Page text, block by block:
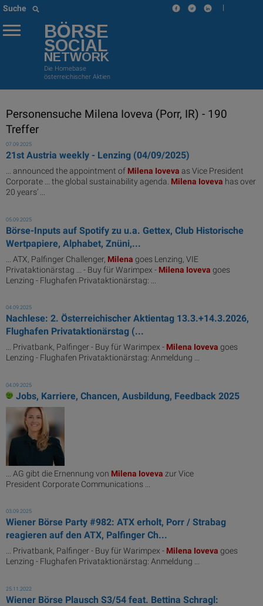
Suche |
BÖRSE
SOCIAL
NETWORK
Die Homebase
österreichischer Aktien
Personensuche Milena Ioveva (Porr, IR) - 190
Treffer
07.09.2025
21st Austria weekly - Lenzing (04/09/2025)
... announced the appointment of Milena Ioveva as Vice President
Corporate ... the global sustainability agenda. Milena Ioveva has over
20 years’ ...
05.09.2025
Börse-Inputs auf Spotify zu u.a. Gettex, Club Historische
Wertpapiere, Alphabet, Znüni,...
... ATX, Palfinger Challenger, Milena goes Lenzing, VIE
Privataktionärstag ... - Buy für Warimpex - Milena Ioveva goes
Lenzing - Flughafen Privataktionärstag: ...
04.09.2025
Nachlese: 2. Österreichischer Aktientag 13.3.+14.3.2026,
Flughafen Privataktionärstag (...
... Privatbank, Palfinger - Buy für Warimpex - Milena Ioveva goes
Lenzing - Flughafen Privataktionärstag: Anmeldung ...
04.09.2025
Jobs, Karriere, Chancen, Ausbildung, Feedback 2025
... AG gibt die Ernennung von Milena Ioveva zur Vice
President Corporate Communications ...
03.09.2025
Wiener Börse Party #982: ATX erholt, Porr / Strabag
reagieren auf den ATX, Palfinger Ch...
... Privatbank, Palfinger - Buy für Warimpex - Milena Ioveva goes
Lenzing - Flughafen Privataktionärstag: Anmeldung ...
25.11.2022
Wiener Börse Plausch S3/54 feat. Bettina Schragl: